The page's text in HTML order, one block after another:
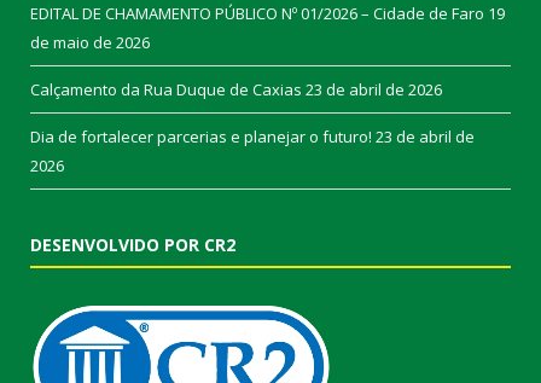
EDITAL DE CHAMAMENTO PÚBLICO Nº 01/2026 – Cidade de Faro 19
de maio de 2026
Calçamento da Rua Duque de Caxias 23 de abril de 2026
Dia de fortalecer parcerias e planejar o futuro! 23 de abril de
2026
DESENVOLVIDO POR CR2